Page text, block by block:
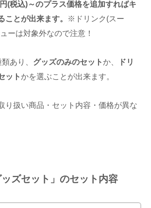
(税込)～のプラス価格を追加すればキ
ことが出来ます。
※ドリンク(スー
ーは対象外なので注意！
あり、 グッズのみのセットか、
ドリ
ットかを選ぶことが出来ます。
り扱い商品・セット内容・価格が異な
ズセット 」 のセット内容